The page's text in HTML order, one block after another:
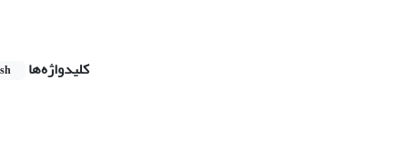
کلیدواژه‌ها